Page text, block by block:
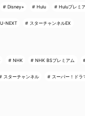
Disney+ Hulu Huluプレミ
U-NEXT スターチャンネルEX
NHK NHK BSプレミアム
スターチャンネル スーパー！ドラ